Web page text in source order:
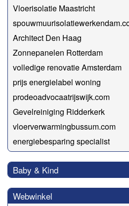
Vloerisolatie Maastricht
Architect Den Haag
Zonnepanelen Rotterdam
volledige renovatie Amsterdam
prijs energielabel woning
prodeoadvocaatrijswijk.com
Gevelreiniging Ridderkerk
vloerverwarmingbussum.com
energiebesparing specialist
Baby & Kind
Webwinkel